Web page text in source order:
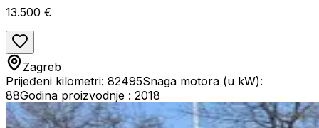
13.500 €
Zagreb
Prijeđeni kilometri: 82495Snaga motora (u kW):
88Godina proizvodnje : 2018